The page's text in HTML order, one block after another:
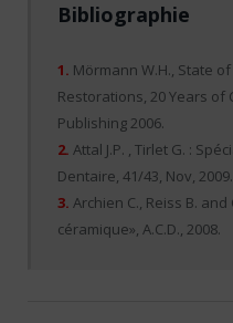
Bibliographie
1. Mörmann W.H., State
Restorations, 20 Years of
Publishing 2006.
2. Attal J.P. , Tirlet G. :
Dentaire, 41/43, Nov, 2009.
3. Archien C., Reiss B.
céramique», A.C.D., 2008.